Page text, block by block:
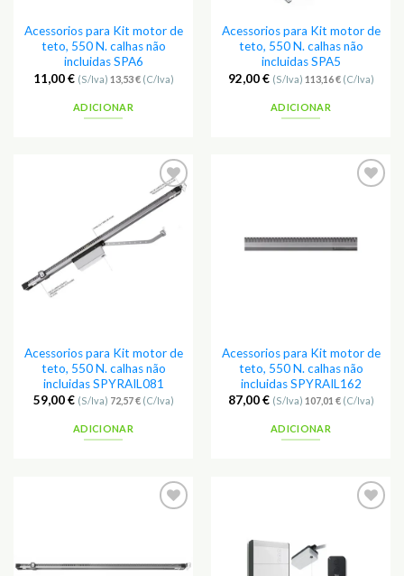
Acessorios para Kit motor de
teto, 550 N. calhas não
incluidas SPA6
11,00€ (S/Iva) 13,53€(C/Iva)
ADICIONAR
Acessorios para Kit motor de
teto, 550 N. calhas não
incluidas SPA5
92,00€ (S/Iva) 113,16€(C/Iva)
ADICIONAR
Adicionar
aos
Favoritos
Acessorios para Kit motor de
teto, 550 N. calhas não
incluidas SPYRAIL081
59,00€ (S/Iva) 72,57€(C/Iva)
ADICIONAR
Acessorios para Kit motor de
teto, 550 N. calhas não
incluidas SPYRAIL162
87,00€ (S/Iva) 107,01 €(C/Iva)
ADICIONAR